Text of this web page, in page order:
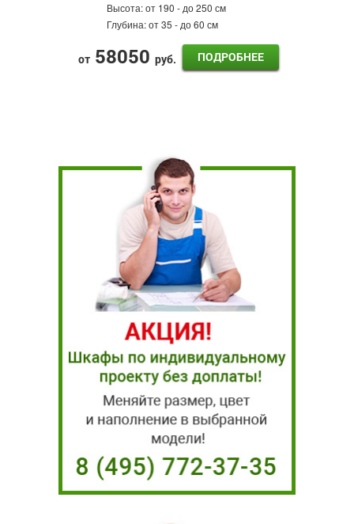
Высота:от 190 - до 250 см
Глубина:от 35 - до 60 см
от 58050 руб. ПОДРОБНЕЕ